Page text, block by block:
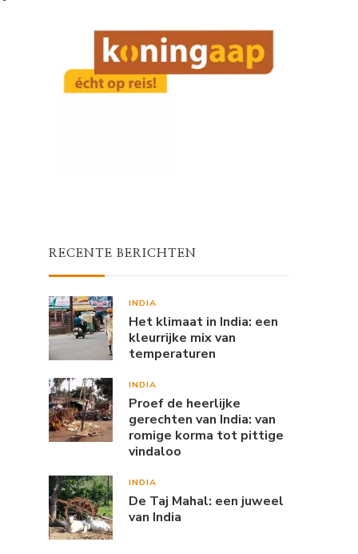
RECENTE BERICHTEN
INDIA
Het klimaat in India: een
kleurrijke mix van
temperaturen
INDIA
Proef de heerlijke
gerechten van India: van
romige korma tot pittige
vindaloo
INDIA
De Taj Mahal: een juweel
van India